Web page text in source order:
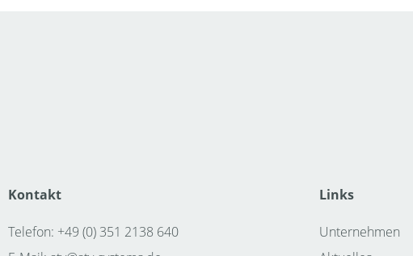
Kontakt
Telefon: +49 (0) 351 2138 640
Links
Unternehmen